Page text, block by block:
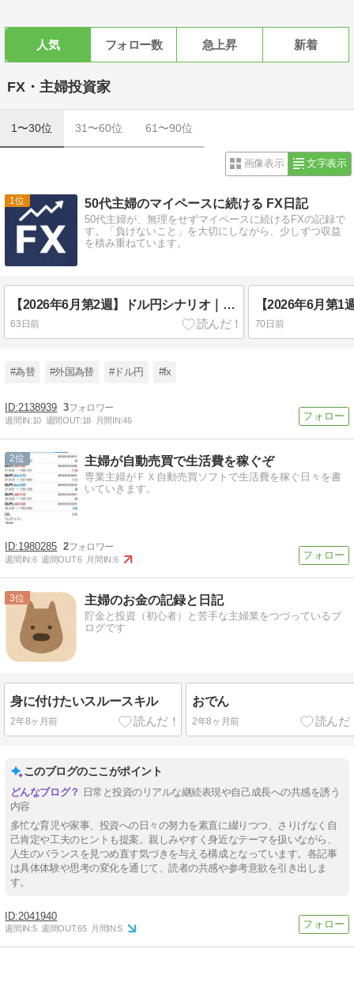
人気 フォロー数 急上昇 新着
FX・主婦投資家
1〜30位 31〜60位 61〜90位
画像表示 文字表示
1 50代主婦のマイペースに続ける FX日記
50代主婦が、無理をせずマイペースに続けるFXの記録で
す。「負けないこと」を大切にしながら、少しずつ収益
を積み重ねています。
【2026年6月第2週】ドル円シナリオ｜上昇トレンド継続か、それとも160円台定着が試される一週間
63日前 70日前
#為替 #外国為替 #ドル円 #fx
2138939 3
週間IN:10 週間OUT:18 月間IN:46
2 主婦が自動売買で生活費を稼ぐぞ
専業主婦がＦＸ自動売買ソフトで生活費を稼ぐ日々を書
いていきます。
1980285 2
週間IN:6 週間OUT:6 月間IN:6
3 主婦のお金の記録と日記
貯金と投資（初心者）と苦手な主婦業をつづっているブ
ログです
身に付けたいスルースキル
2年8ヶ月前
おでん
2年8ヶ月前
このブログのここがポイント
日常と投資のリアルな継続表現や自己成長への共感を誘う
内容
多忙な育児や家事、投資への日々の努力を素直に綴りつつ、さりげなく自
己肯定や工夫のヒントも提案。親しみやすく身近なテーマを扱いながら、
人生のバランスを見つめ直す気づきを与える構成となっています。各記事
は具体体験や思考の変化を通じて、読者の共感や参考意欲を引き出しま
す。
2041940
週間IN:5 週間OUT:65 月間IN:5